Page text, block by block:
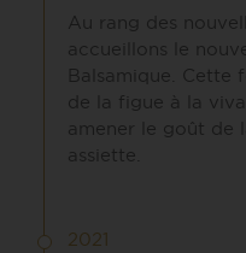
Au rang des
accueillons le
Balsamique. Cette
de la figue à la
amener le goût de
assiette.
2021